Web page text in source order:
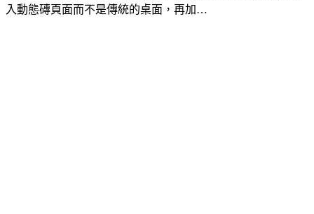
入動態磚頁面而不是傳統的桌面，再加…